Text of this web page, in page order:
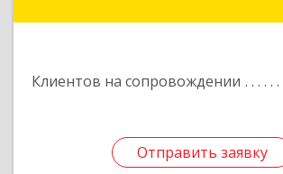
Клиентов на сопровождении
Отправить заявку
Отправить заявку